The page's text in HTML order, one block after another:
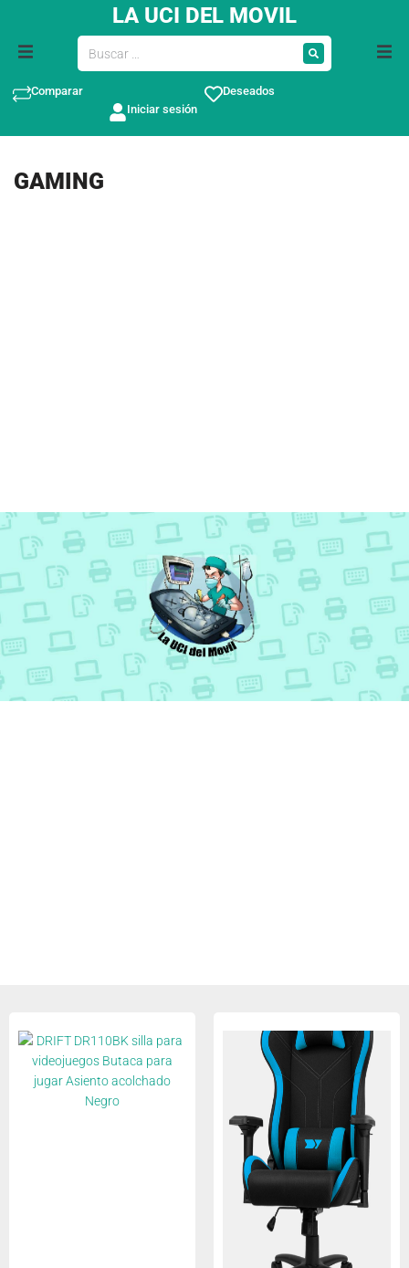
LA UCI DEL MOVIL
Comparar
Deseados
Iniciar sesión
GAMING